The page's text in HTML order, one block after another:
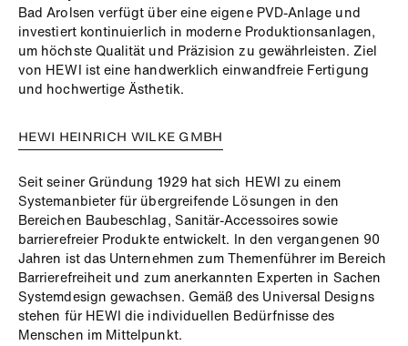
Bad Arolsen verfügt über eine eigene PVD-Anlage und
investiert kontinuierlich in moderne Produktionsanlagen,
um höchste Qualität und Präzision zu gewährleisten. Ziel
von HEWI ist eine handwerklich einwandfreie Fertigung
und hochwertige Ästhetik.
HEWI HEINRICH WILKE GMBH
Seit seiner Gründung 1929 hat sich HEWI zu einem
Systemanbieter für übergreifende Lösungen in den
Bereichen Baubeschlag, Sanitär-Accessoires sowie
barrierefreier Produkte entwickelt. In den vergangenen 90
Jahren ist das Unternehmen zum Themenführer im Bereich
Barrierefreiheit und zum anerkannten Experten in Sachen
Systemdesign gewachsen. Gemäß des Universal Designs
stehen für HEWI die individuellen Bedürfnisse des
Menschen im Mittelpunkt.